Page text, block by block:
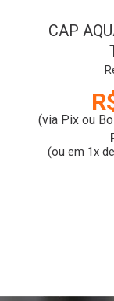
CAP
(via Pix ou
(ou em 1x